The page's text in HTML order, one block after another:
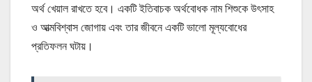
অর্থ খেয়াল রাখতে হবে। একটি ইতিবাচক অর্থবোধক নাম শিশুকে উৎসাহ
ও আত্মবিশ্বাস জোগায় এবং তার জীবনে একটি ভালো মূল্যবোধের
প্রতিফলন ঘটায়।